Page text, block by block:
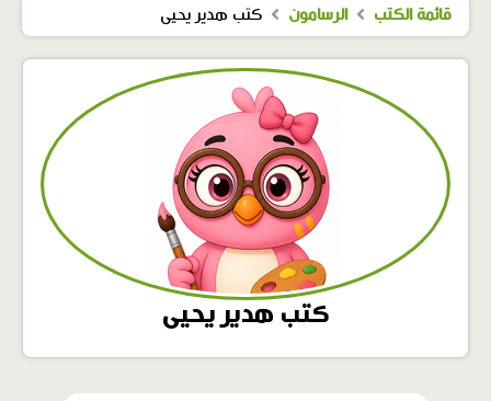
قائمة الكتب الرسامون كتب هدير يحيى
كتب هدير يحيى